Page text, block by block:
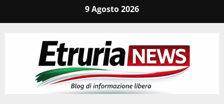
9 Agosto 2026